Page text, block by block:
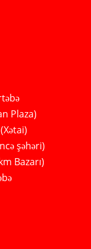
Plaza)
şəhəri)
Bazarı)